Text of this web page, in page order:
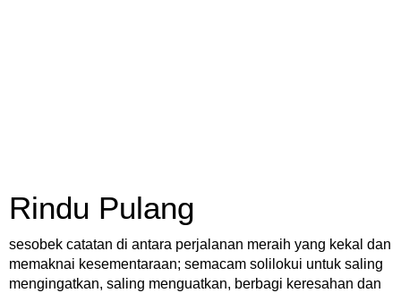
Rindu Pulang
sesobek catatan di antara perjalanan meraih yang kekal dan
memaknai kesementaraan; semacam solilokui untuk saling
mengingatkan, saling menguatkan, berbagi keresahan dan